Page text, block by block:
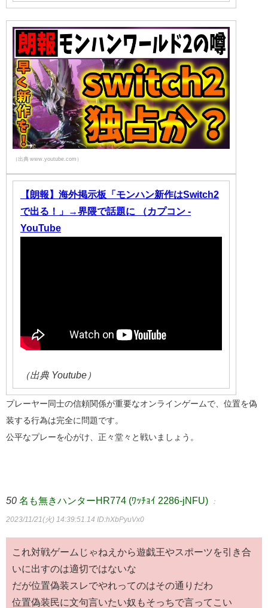
（出典 www.youtube.com）
【朗報】海外掲示板「モンハン新作はSwitch2
で出る！」→界隈で話題に （カプコン -
YouTube
（出典 Youtube）
プレーヤー同士の信頼関係が重要なオンラインゲームで、位置を偽
装する行為は完全に問題です。
公平なプレーを心がけ、正々堂々と戦いましょう。
50 名も無きハンターHR774 (ﾜｯﾁｮｲ 2286-jNFU) ：
2023/11/21(火) 14:39:51.14 ID:hXbPyuVx0
これ対戦ゲームじゃねえから遊戯王やスポーツを引き合
いに出すのは適切ではないな
だが位置偽装スレでやれってのはその通りだわ
位置偽装民に文句言いたい奴もそっちで言ってこい